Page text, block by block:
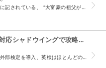
真っ白な表紙についている帯に記されている、 “大富豪の祖父が残したのは、「お金」ではなく 「９つの手紙」だった” という一文を見た途端、胸に浸透圧が…。 ...
『大学入試４技能試験対応シャドウイングで攻略 英検準２級・２級面接試験対策』 安武内ひろし 栗原雅紀 （秀和システム）
近年、主要私立大学の大半が外部検定を導入、英検はほとんどの大学で利用可能です。 面接試験ってどうやって行われるの？ どんな勉強をすればいいの？ と不安に思われる生徒さんも多いと思います。 本書...